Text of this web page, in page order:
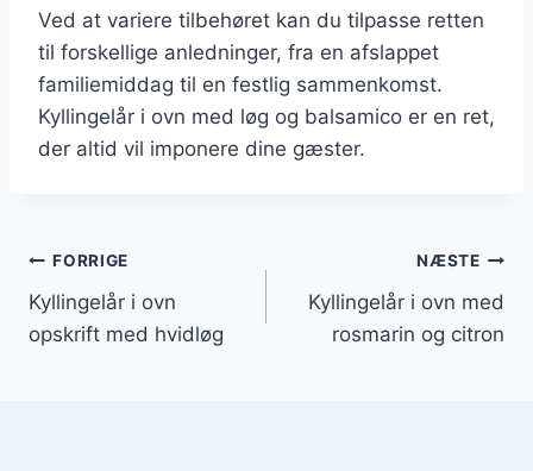
Ved at variere tilbehøret kan du tilpasse retten
til forskellige anledninger, fra en afslappet
familiemiddag til en festlig sammenkomst.
Kyllingelår i ovn med løg og balsamico er en ret,
der altid vil imponere dine gæster.
Indlægsnavigation
FORRIGE
Kyllingelår i ovn
opskrift med hvidløg
NÆSTE
Kyllingelår i ovn med
rosmarin og citron